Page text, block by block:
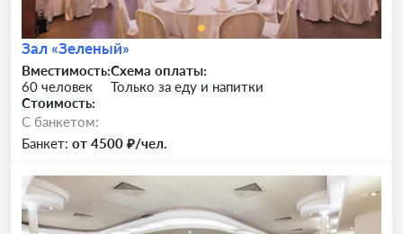
Зал «Зеленый»
Вместимость:
60 человек
Схема оплаты:
Только за еду и напитки
Стоимость:
C банкетом:
Банкет: от 4500 ₽/чел.